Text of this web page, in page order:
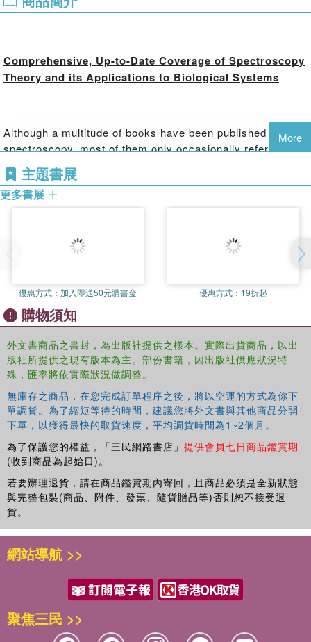
Comprehensive, Up-to-Date Coverage of Spectroscopy
Theory and its Applications to Biological Systems
Although a multitude of books have been published about
spectroscopy, most of them only occasionally refer to
biological systems and the specific problems of
biomolecular EPR (bioEPR).
Spectroscopy
analytical analysis of paramagnetic molecules found in the
A Must-Have Reference in an Intrinsically
Multidisciplinary Field
This authoritative reference seamlessly covers all
important bioEPR applications, including low-spin and
high-spin metalloproteins, spin traps and spin lables,
interaction between active sites, and redox systems. It is
loaded with practical tricks as well asdos and dontsthat
are based on the authors 30 years of experience in the
supporting software designed with simple graphical user
interfaces that allow readers to tackle problems they will
More
主題書展
更多書展
優惠方式： 加入即送50元購書金 優惠方式： 19折起
購物須知
外文書商品之書封，為出版社提供之樣本。實際出貨商品，以出
版社所提供之現有版本為主。部份書籍，因出版社供應狀況特
殊，匯率將依實際狀況做調整。
無庫存之商品，在您完成訂單程序之後，將以空運的方式為你下
單調貨。為了縮短等待的時間，建議您將外文書與其他商品分開
下單，以獲得最快的取貨速度，平均調貨時間為1~2個月。
為了保護您的權益，「三民網路書店」 提供會員七日商品鑑賞期
(收到商品為起始日)。
若要辦理退貨，請在商品鑑賞期內寄回，且商品必須是全新狀態
與完整包裝(商品、附件、發票、隨貨贈品等)否則恕不接受退
貨。
網站導航 >>
聚焦三民 >>